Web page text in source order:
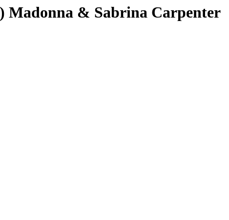
Madonna & Sabrina Carpenter